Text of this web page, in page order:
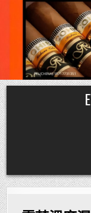
Skip
to
content